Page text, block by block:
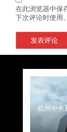
在此浏览器中保
下次评论时使用。
上海餐饮
杭州中央
深圳冷链
北京餐饮
武汉冻品
重庆冷链